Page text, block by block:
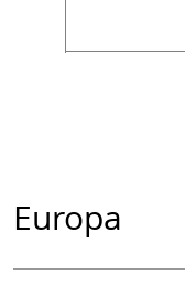
Europa